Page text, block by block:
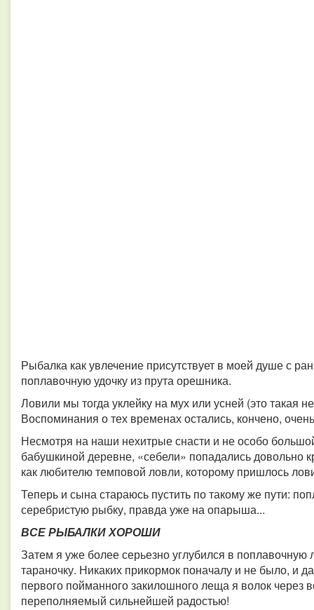
Рыбалка как увлечение присутствует в моей душе с
поплавочную удочку из прута орешника.
Ловили мы тогда уклейку на мух или усней (это такая
Воспоминания о тех временах остались, кончено,
Несмотря на наши нехитрые снасти и не особо
бабушкиной деревне, «себели» попадались довольно
как любителю темповой ловли, которому пришлось
Теперь и сына стараюсь пустить по такому же пути:
серебристую рыбку, правда уже на опарыша...
ВСЕ РЫБАЛКИ ХОРОШИ
Затем я уже более серьезно углубился в
тараночку. Никаких прикормок поначалу и не было, и
первого пойманного закилошного леща я волок через
переполняемый сильнейшей радостью!